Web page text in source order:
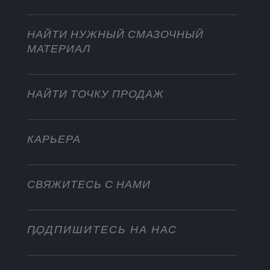
Мотоциклы и квадроциклы
Стать дистрибьютором
Мотоциклы
Для тяжелых режимов эксплуатации
НАЙТИ НУЖНЫЙ СМАЗОЧНЫЙ
МАТЕРИАЛ
НАЙТИ ТОЧКУ ПРОДАЖ
КАРЬЕРА
СВЯЖИТЕСЬ С НАМИ
info@championlubes.com
+32 3 870 00 20
ПОДПИШИТЕСЬ НА НАС